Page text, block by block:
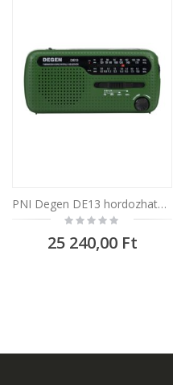
PNI Degen DE13 hordozható kemping rádió powerbankkal 600 mAh, napelem, újratölthető USB, AM / FM / SW, LED zseblámpával és dinamóval, csapásokra, viharokra, háborúkra
Rating:
0%
25 240,00 Ft